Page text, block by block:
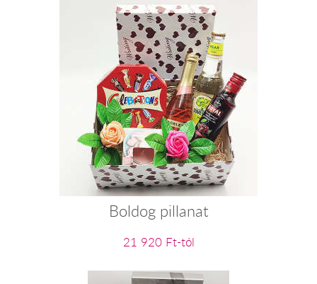
Boldog pillanat
21 920 Ft-tól